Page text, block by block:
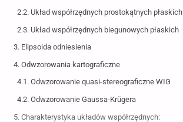
2.2. Układ współrzędnych prostokątnych płaskich
2.3. Układ współrzędnych biegunowych płaskich
3. Elipsoida odniesienia
4. Odwzorowania kartograficzne
4.1. Odwzorowanie quasi-stereograficzne WIG
4.2. Odwzorowanie Gaussa-Krügera
5. Charakterystyka układów współrzędnych: